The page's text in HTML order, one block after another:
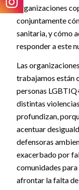
organizaciones
conjuntamente
sanitaria, y cómo
responder a este
Las
trabajamos están
personas
distintas
profundizan,
acentuar
defensoras
exacerbado por
comunidades
afrontar la falta